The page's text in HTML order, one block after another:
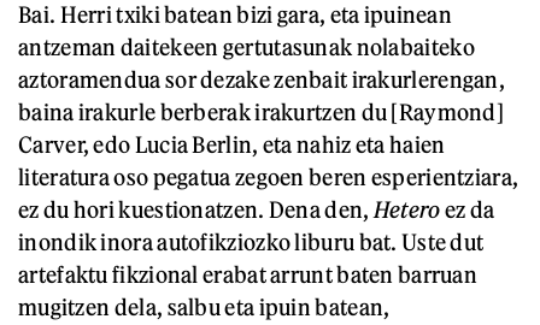
Bai. Herri txiki batean bizi gara, eta ipuinean
antzeman daitekeen gertutasunak nolabaiteko
aztoramendua sor dezake zenbait irakurlerengan,
baina irakurle berberak irakurtzen du [Raymond]
Carver, edo Lucia Berlin, eta nahiz eta haien
literatura oso pegatua zegoen beren esperientziara,
ez du hori kuestionatzen. Dena den, Heteroez da
inondik inora autofikziozko liburu bat. Uste dut
artefaktu fikzional erabat arrunt baten barruan
mugitzen dela, salbu eta ipuin batean,